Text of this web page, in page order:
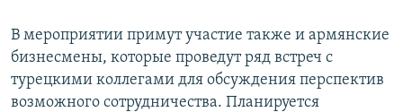
В мероприятии примут участие также и армянские
бизнесмены, которые проведут ряд встреч с
турецкими коллегами для обсуждения перспектив
возможного сотрудничества. Планируется